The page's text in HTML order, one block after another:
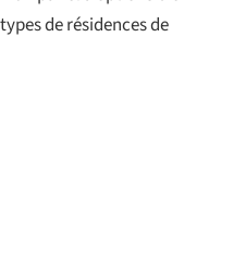
de résidences de